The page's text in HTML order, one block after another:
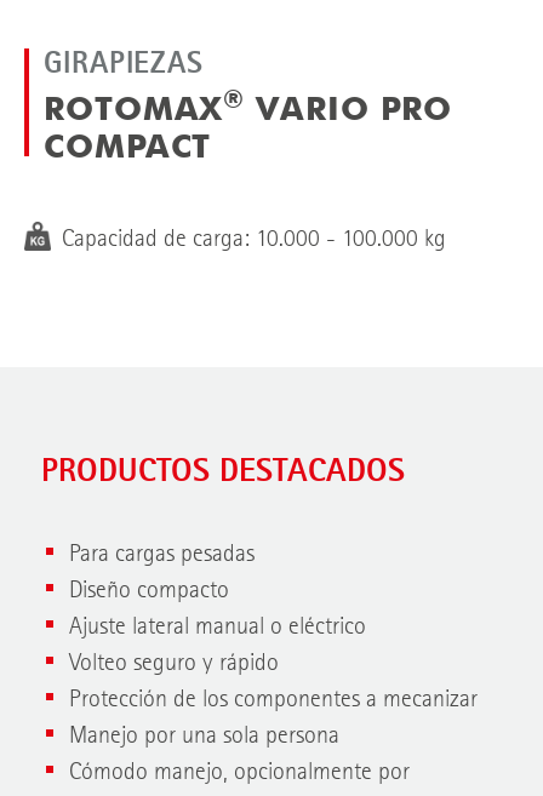
GIRAPIEZAS
ROTOMAX® VARIO PRO
COMPACT
Capacidad de carga: 10.000 - 100.000 kg
PRODUCTOS DESTACADOS
Para cargas pesadas
Diseño compacto
Ajuste lateral manual o eléctrico
Volteo seguro y rápido
Protección de los componentes a mecanizar
Manejo por una sola persona
Cómodo manejo, opcionalmente por